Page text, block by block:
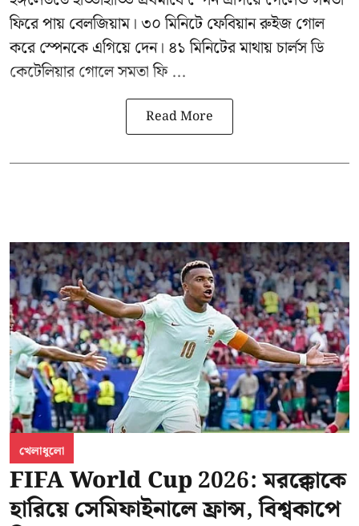
ফিরে পায় বেলজিয়াম। ৩০ মিনিটে ফেবিয়ান রুইজ গোল
করে স্পেনকে এগিয়ে দেন। ৪১ মিনিটের মাথায় চার্লস ডি
কেটেলিয়ার গোলে সমতা ফি ...
Read More
খেলাধুলো
FIFA World Cup 2026: মরক্কোকে
হারিয়ে সেমিফাইনালে ফ্রান্স, বিশ্বকাপে